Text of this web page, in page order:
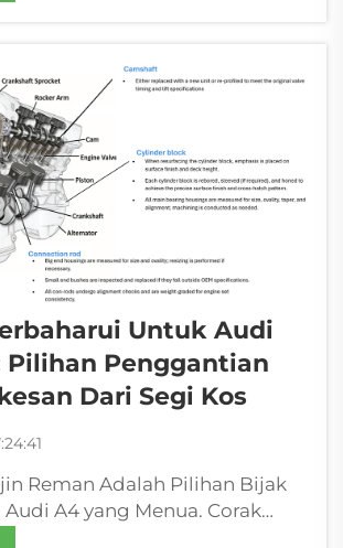
ketara, meningkatkan respons
12&n...
Untuk Audi
Pilihan Penggantian
Dari Segi Kos
Reman Adalah Pilihan Bijak
A4 yang Menua. Corak
pada Enjin Audi A4 2002–